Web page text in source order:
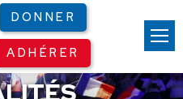
DONNER
ADHÉRER